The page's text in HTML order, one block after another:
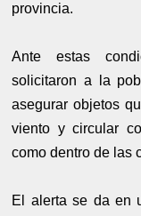
provincia.
Ante estas
solicitaron a la
asegurar objetos
viento y circular
como dentro de las
El alerta se da en